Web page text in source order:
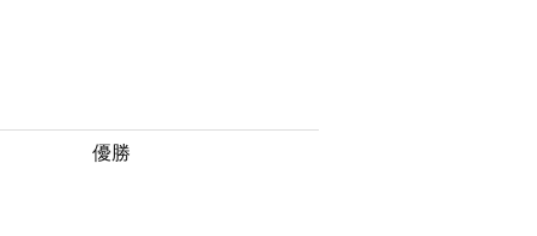
優勝